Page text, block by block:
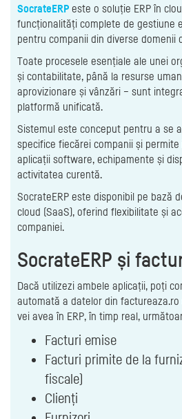
SocrateERP este o soluție ERP în
funcționalități complete de gestiune
pentru companii din diverse domenii
Toate procesele esențiale ale unei
și contabilitate, până la resurse
aprovizionare și vânzări – sunt
platformă unificată.
Sistemul este conceput pentru a se
specifice fiecărei companii și
aplicații software, echipamente și
activitatea curentă.
SocrateERP este disponibil pe bază
cloud (SaaS), oferind flexibilitate și
companiei.
SocrateERP și
Dacă utilizezi ambele aplicații, poți
automată a datelor din factureaza.ro
vei avea în ERP, în timp real,
Facturi emise
Facturi primite de la
fiscale)
Clienți